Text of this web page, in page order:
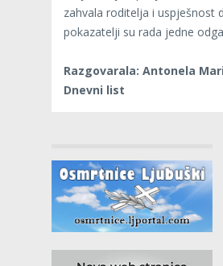
zahvala roditelja i uspješnost
pokazatelji su rada jedne
Razgovarala: Antonela
Dnevni list